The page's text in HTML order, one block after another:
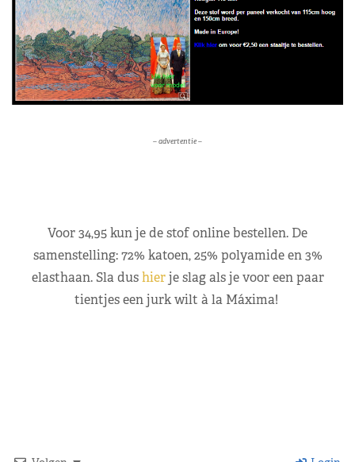
– advertentie –
Voor 34,95 kun je de stof online bestellen. De
samenstelling: 72% katoen, 25% polyamide en 3%
elasthaan. Sla dushierje slag als je voor een paar
tientjes een jurk wilt à la Máxima!